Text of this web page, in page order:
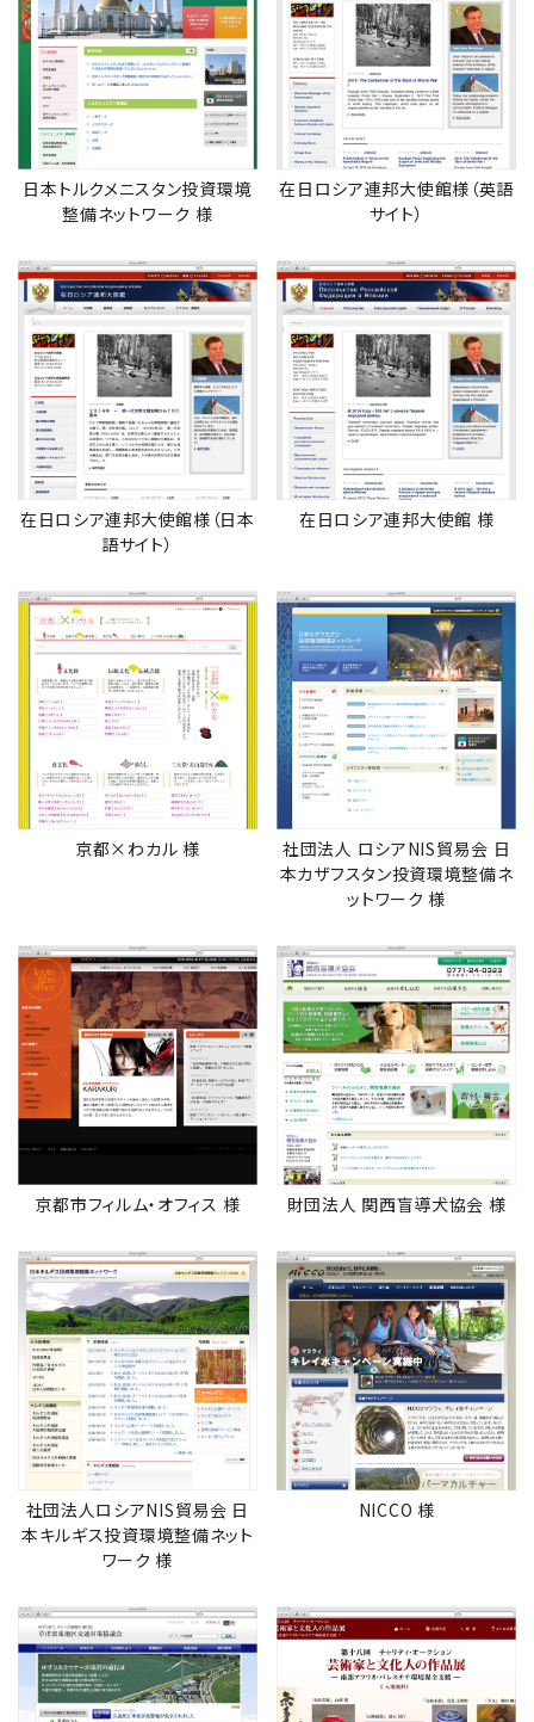
日本トルクメニスタン投資環境
整備ネットワーク 様
在日ロシア連邦大使館様（英語
サイト）
在日ロシア連邦大使館様（日本
語サイト）
在日ロシア連邦大使館 様
京都×わカル 様
社団法人 ロシアNIS貿易会 日
本カザフスタン投資環境整備ネ
ットワーク 様
京都市フィルム・オフィス 様 財団法人 関西盲導犬協会 様
社団法人ロシアNIS貿易会 日
本キルギス投資環境整備ネット
ワーク 様
NICCO 様